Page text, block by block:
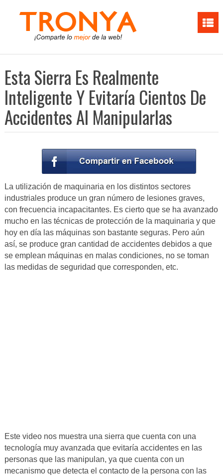
Esta Sierra Es Realmente
Inteligente Y Evitaría Cientos De
Accidentes Al Manipularlas
La utilización de maquinaria en los distintos sectores
industriales produce un gran número de lesiones graves,
con frecuencia incapacitantes. Es cierto que se ha avanzado
mucho en las técnicas de protección de la maquinaria y que
hoy en día las máquinas son bastante seguras. Pero aún
así, se produce gran cantidad de accidentes debidos a que
se emplean máquinas en malas condiciones, no se toman
las medidas de seguridad que corresponden, etc.
Este video nos muestra una sierra que cuenta con una
tecnología muy avanzada que evitaría accidentes en las
personas que las manipulan, ya que cuenta con un
mecanismo que detecta el contacto de la persona con las